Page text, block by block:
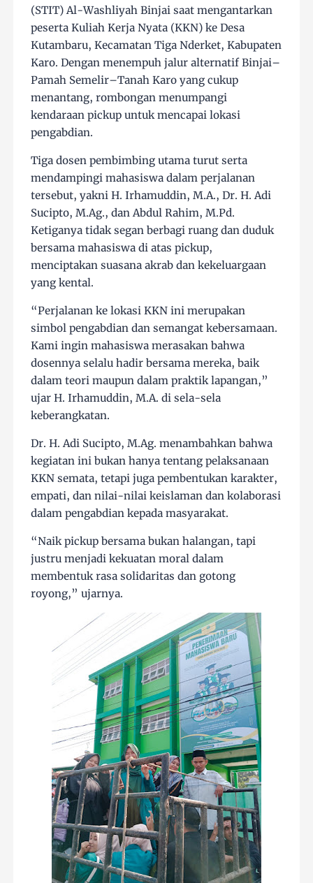
(STIT) Al-Washliyah Binjai saat mengantarkan
peserta Kuliah Kerja Nyata (KKN) ke Desa
Kutambaru, Kecamatan Tiga Nderket, Kabupaten
Karo. Dengan menempuh jalur alternatif Binjai–
Pamah Semelir–Tanah Karo yang cukup
menantang, rombongan menumpangi
kendaraan pickup untuk mencapai lokasi
pengabdian.
Tiga dosen pembimbing utama turut serta
mendampingi mahasiswa dalam perjalanan
tersebut, yakni H. Irhamuddin, M.A., Dr. H. Adi
Sucipto, M.Ag., dan Abdul Rahim, M.Pd.
Ketiganya tidak segan berbagi ruang dan duduk
bersama mahasiswa di atas pickup,
menciptakan suasana akrab dan kekeluargaan
yang kental.
“Perjalanan ke lokasi KKN ini merupakan
simbol pengabdian dan semangat kebersamaan.
Kami ingin mahasiswa merasakan bahwa
dosennya selalu hadir bersama mereka, baik
dalam teori maupun dalam praktik lapangan,”
ujar H. Irhamuddin, M.A. di sela-sela
keberangkatan.
Dr. H. Adi Sucipto, M.Ag. menambahkan bahwa
kegiatan ini bukan hanya tentang pelaksanaan
KKN semata, tetapi juga pembentukan karakter,
empati, dan nilai-nilai keislaman dan kolaborasi
dalam pengabdian kepada masyarakat.
“Naik pickup bersama bukan halangan, tapi
justru menjadi kekuatan moral dalam
membentuk rasa solidaritas dan gotong
royong,” ujarnya.